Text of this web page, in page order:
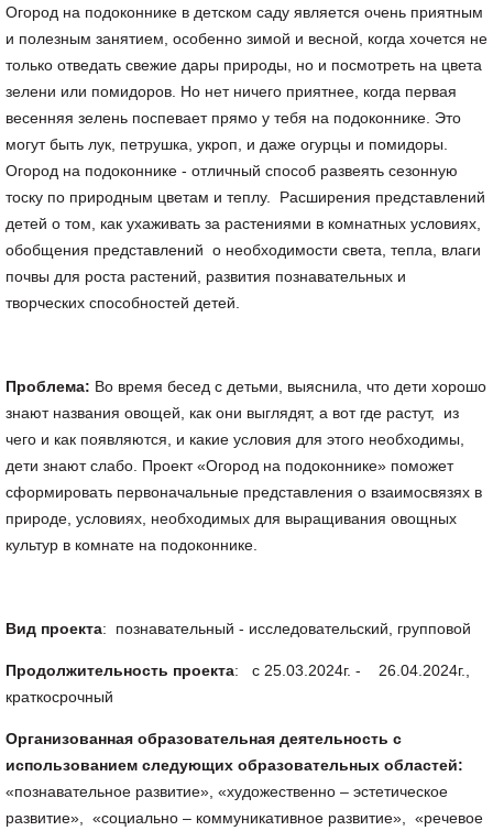
Огород на подоконнике в детском саду является очень приятным
и полезным занятием, особенно зимой и весной, когда хочется не
только отведать свежие дары природы, но и посмотреть на цвета
зелени или помидоров. Но нет ничего приятнее, когда первая
весенняя зелень поспевает прямо у тебя на подоконнике. Это
могут быть лук, петрушка, укроп, и даже огурцы и помидоры.
Огород на подоконнике - отличный способ развеять сезонную
тоску по природным цветам и теплу. Расширения представлений
детей о том, как ухаживать за растениями в комнатных условиях,
обобщения представлений о необходимости света, тепла, влаги
почвы для роста растений, развития познавательных и
творческих способностей детей.
Проблема: Во время бесед с детьми, выяснила, что дети хорошо
знают названия овощей, как они выглядят, а вот где растут, из
чего и как появляются, и какие условия для этого необходимы,
дети знают слабо. Проект «Огород на подоконнике» поможет
сформировать первоначальные представления о взаимосвязях в
природе, условиях, необходимых для выращивания овощных
культур в комнате на подоконнике.
Вид проекта: познавательный - исследовательский, групповой
Продолжительность проекта: с 25.03.2024г. - 26.04.2024г.,
краткосрочный
Организованная образовательная деятельность с
использованием следующих образовательных областей:
«познавательное развитие», «художественно – эстетическое
развитие», «социально – коммуникативное развитие», «речевое